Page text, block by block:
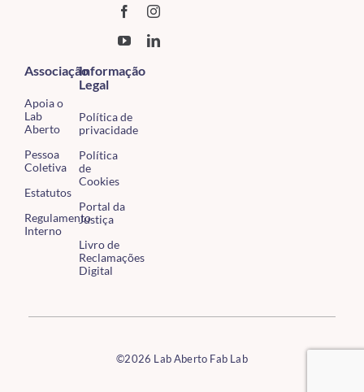
Associação
Apoia o
Lab
Aberto
Pessoa
Coletiva
Estatutos
Regulamento
Interno
Informação
Legal
Política de
privacidade
Política
de
Cookies
Portal da
Justiça
Livro de
Reclamações
Digital
©2026 Lab Aberto Fab Lab